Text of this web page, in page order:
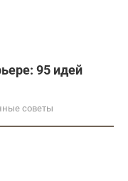
95 идей
советы